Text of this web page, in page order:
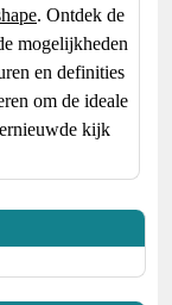
. Ontdek de
mogelijkheden
en definities
om de ideale
kijk